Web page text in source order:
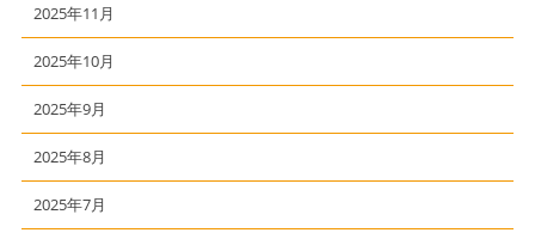
2025年11月
2025年10月
2025年9月
2025年8月
2025年7月